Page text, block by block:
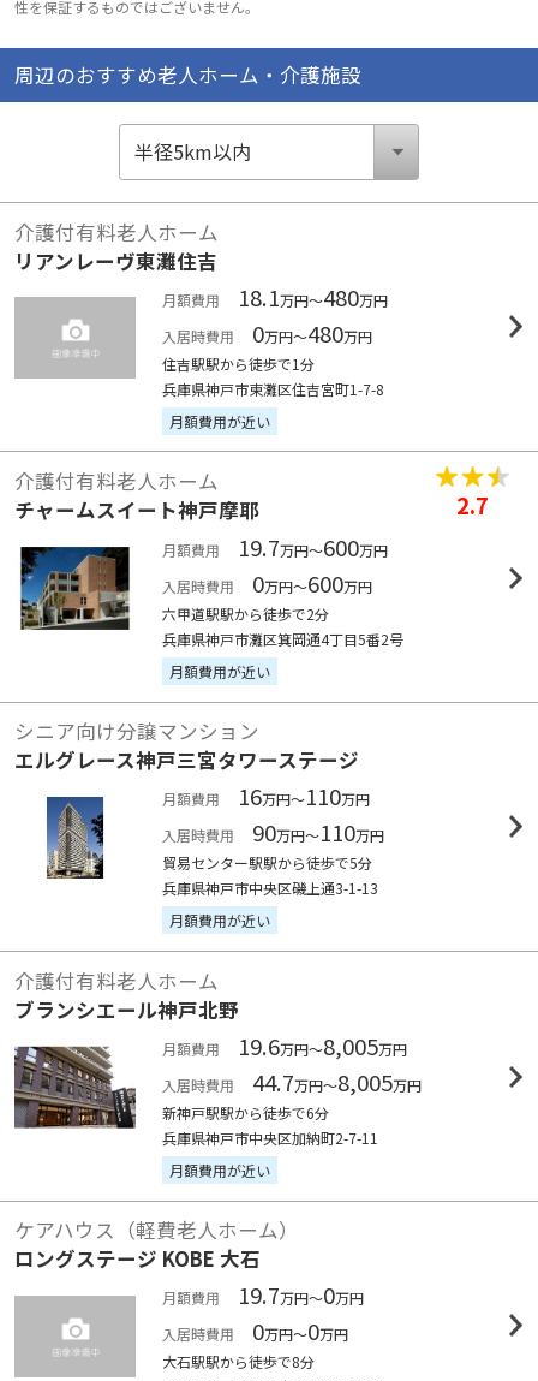
性を保証するものではございません。
周辺のおすすめ老人ホーム・介護施設
介護付有料老人ホーム
リアンレーヴ東灘住吉
月額費用 18.1万円～480万円
入居時費用
0万円～480万円
住吉駅駅から徒歩で1分
兵庫県神戸市東灘区住吉宮町1-7-8
月額費用が近い
介護付有料老人ホーム
チャームスイート神戸摩耶
2.7
月額費用 19.7万円～600万円
入居時費用
0万円～600万円
六甲道駅駅から徒歩で2分
兵庫県神戸市灘区箕岡通4丁目5番2号
月額費用が近い
シニア向け分譲マンション
エルグレース神戸三宮タワーステージ
月額費用 16万円～110万円
入居時費用
90万円～110万円
貿易センター駅駅から徒歩で5分
兵庫県神戸市中央区磯上通3-1-13
月額費用が近い
介護付有料老人ホーム
ブランシエール神戸北野
月額費用 19.6万円～8,005万円
入居時費用
44.7万円～8,005万円
新神戸駅駅から徒歩で6分
兵庫県神戸市中央区加納町2-7-11
月額費用が近い
ケアハウス（軽費老人ホーム）
ロングステージ KOBE 大石
月額費用 19.7万円～0万円
入居時費用
0万円～0万円
大石駅駅から徒歩で8分